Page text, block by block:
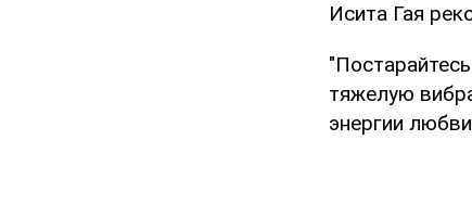
Исита Гая
тяжелую
энергии